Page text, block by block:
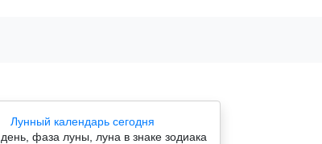
Лунный календарь сегодня
фаза луны, луна в знаке зодиака